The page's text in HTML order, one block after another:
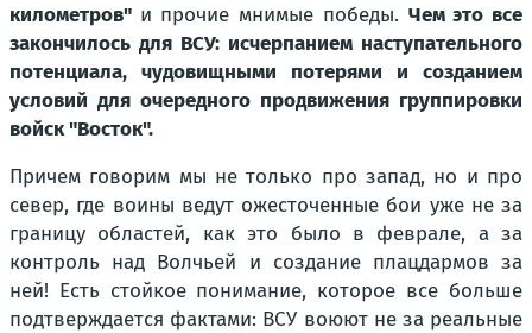
километров" и прочие мнимые победы. Чем это все
закончилось для ВСУ: исчерпанием наступательного
потенциала, чудовищными потерями и созданием
условий для очередного продвижения группировки
войск "Восток".
Причем говорим мы не только про запад, но и про
север, где воины ведут ожесточенные бои уже не за
границу областей, как это было в феврале, а за
контроль над Волчьей и создание плацдармов за
ней! Есть стойкое понимание, которое все больше
подтверждается фактами: ВСУ воюют не за реальные